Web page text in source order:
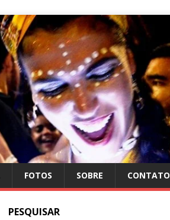
FOTOS SOBRE CONTATO
PESQUISAR